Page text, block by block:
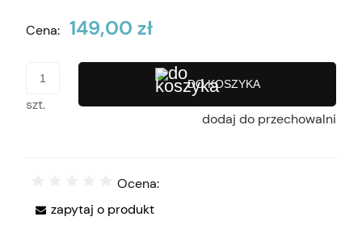
Cena: 149,00 zł
szt.
DO KOSZYKA
dodaj do przechowalni
Ocena:
zapytaj o produkt